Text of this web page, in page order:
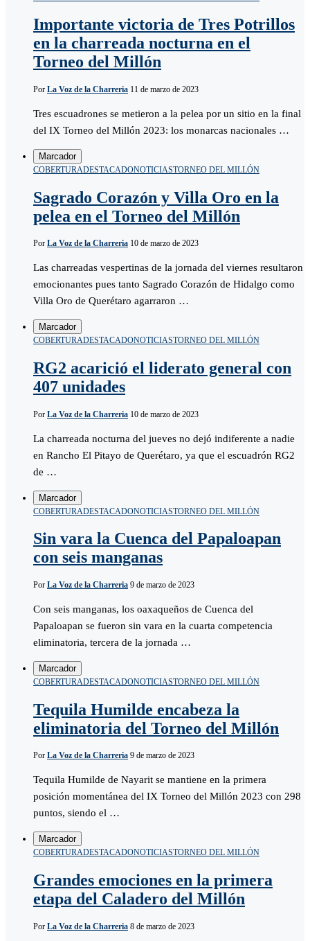
Importante victoria de Tres Potrillos
en la charreada nocturna en el
Torneo del Millón
Por La Voz de la Charreria 11 de marzo de 2023
Tres escuadrones se metieron a la pelea por un sitio en la final
del IX Torneo del Millón 2023: los monarcas nacionales …
Marcador
COBERTURADESTACADONOTICIASTORNEO DEL MILLÓN
Sagrado Corazón y Villa Oro en la
pelea en el Torneo del Millón
Por La Voz de la Charreria 10 de marzo de 2023
Las charreadas vespertinas de la jornada del viernes resultaron
emocionantes pues tanto Sagrado Corazón de Hidalgo como
Villa Oro de Querétaro agarraron …
Marcador
COBERTURADESTACADONOTICIASTORNEO DEL MILLÓN
RG2 acarició el liderato general con
407 unidades
Por La Voz de la Charreria 10 de marzo de 2023
La charreada nocturna del jueves no dejó indiferente a nadie
en Rancho El Pitayo de Querétaro, ya que el escuadrón RG2
de …
Marcador
COBERTURADESTACADONOTICIASTORNEO DEL MILLÓN
Sin vara la Cuenca del Papaloapan
con seis manganas
Por La Voz de la Charreria 9 de marzo de 2023
Con seis manganas, los oaxaqueños de Cuenca del
Papaloapan se fueron sin vara en la cuarta competencia
eliminatoria, tercera de la jornada …
Marcador
COBERTURADESTACADONOTICIASTORNEO DEL MILLÓN
Tequila Humilde encabeza la
eliminatoria del Torneo del Millón
Por La Voz de la Charreria 9 de marzo de 2023
Tequila Humilde de Nayarit se mantiene en la primera
posición momentánea del IX Torneo del Millón 2023 con 298
puntos, siendo el …
Marcador
COBERTURADESTACADONOTICIASTORNEO DEL MILLÓN
Grandes emociones en la primera
etapa del Caladero del Millón
Por La Voz de la Charreria 8 de marzo de 2023